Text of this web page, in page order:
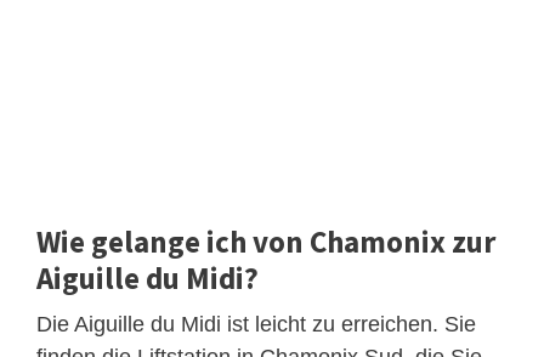
Wie gelange ich von Chamonix zur
Aiguille du Midi?
Die Aiguille du Midi ist leicht zu erreichen. Sie